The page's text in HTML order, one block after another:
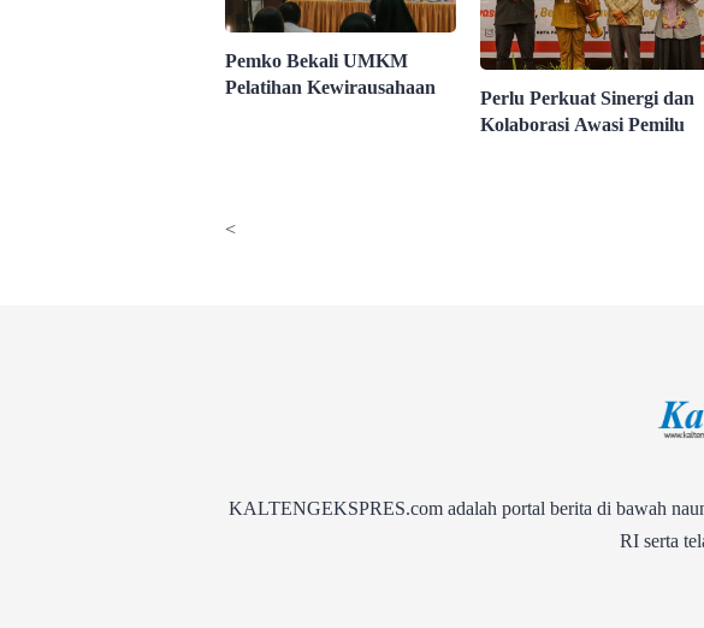
Pemko Bekali UMKM
Pelatihan Kewirausahaan
Perlu Perkuat Sinergi dan
Kolaborasi Awasi Pemilu
<
KALTENGEKSPRES.com adalah portal berita di bawah
RI serta